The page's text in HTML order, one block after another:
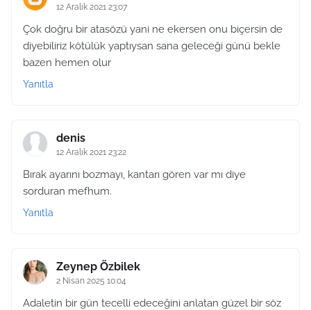
12 Aralık 2021 23:07
Çok doğru bir atasözü yani ne ekersen onu biçersin de
diyebiliriz kötülük yaptıysan sana geleceği günü bekle
bazen hemen olur
Yanıtla
denis
12 Aralık 2021 23:22
Bırak ayarını bozmayı, kantarı gören var mı diye
sorduran mefhum.
Yanıtla
Zeynep Özbilek
2 Nisan 2025 10:04
Adaletin bir gün tecelli edeceğini anlatan güzel bir söz